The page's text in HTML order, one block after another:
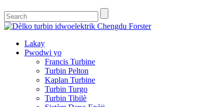
Lakay
Pwodwi yo
Francis Turbine
Turbin Pelton
Kaplan Turbine
Turbin Turgo
Turbin Tibilè